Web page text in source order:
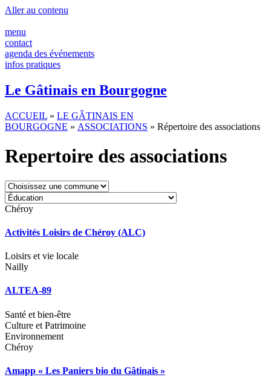
Aller au contenu
menu
contact
agenda des événements
infos pratiques
Le Gâtinais en Bourgogne
ACCUEIL » LE GÂTINAIS EN
BOURGOGNE » ASSOCIATIONS » Répertoire des associations
Repertoire des associations
Chéroy
Activités Loisirs de Chéroy (ALC)
Loisirs et vie locale
Nailly
ALTEA-89
Santé et bien-être
Culture et Patrimoine
Environnement
Chéroy
Amapp « Les Paniers bio du Gâtinais »